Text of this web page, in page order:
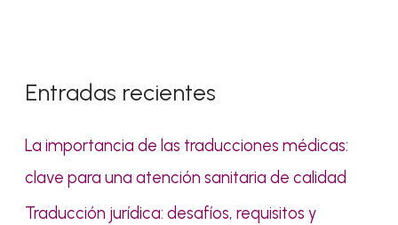
a
r
p
Entradas recientes
La importancia de las traducciones médicas:
clave para una atención sanitaria de calidad
Traducción jurídica: desafíos, requisitos y